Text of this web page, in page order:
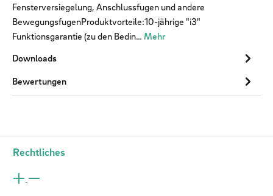
Fensterversiegelung, Anschlussfugen und andere
BewegungsfugenProduktvorteile:10-jährige "i3"
Funktionsgarantie (zu den Bedin… Mehr
Downloads
Bewertungen
Rechtliches